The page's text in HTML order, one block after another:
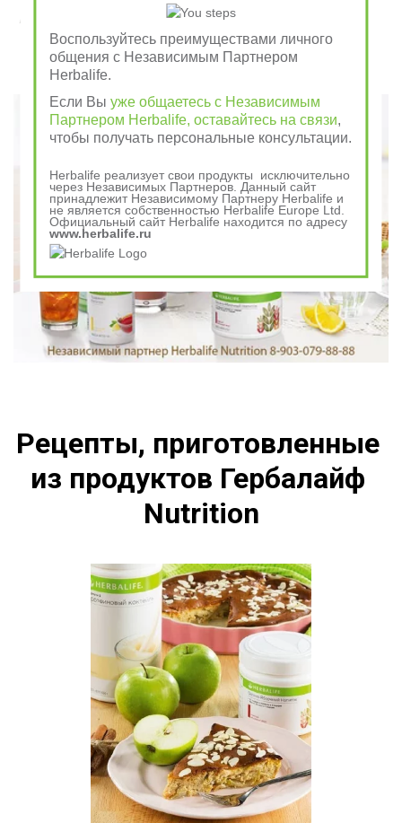
Завтрак съешь сам, обед раздели с другом, ужин
отдай врагу
Говорили в древности
Рецепты, приготовленные
из продуктов Гербалайф
Nutrition
Воспользуйтесь преимуществами личного
общения с Независимым Партнером
Herbalife.
Если Выуже общаетесь с Независимым
Партнером Herbalife, оставайтесь на связи,
чтобы получать персональные консультации.
Herbalife реализует свои продукты исключительно
через Независимых Партнеров. Данный сайт
принадлежит Независимому Партнеру Herbalife и
не является собственностью Herbalife Europe Ltd.
Официальный сайт Herbalife находится по адресу
www.herbalife.ru